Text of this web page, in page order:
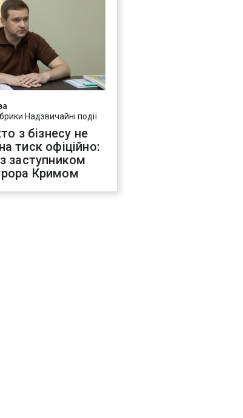
Надзвичайні події
з бізнесу не
тиск офіційно:
заступником
Кримом